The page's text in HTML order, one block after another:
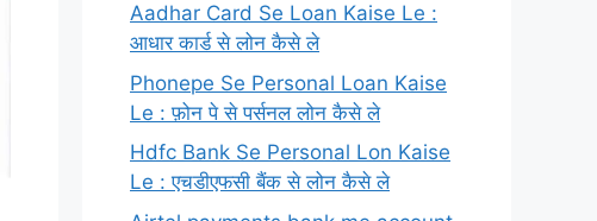
Aadhar Card Se Loan Kaise Le :
आधार कार्ड से लोन कैसे ले
Phonepe Se Personal Loan Kaise
Le : फ़ोन पे से पर्सनल लोन कैसे ले
Hdfc Bank Se Personal Lon Kaise
Le : एचडीएफसी बैंक से लोन कैसे ले